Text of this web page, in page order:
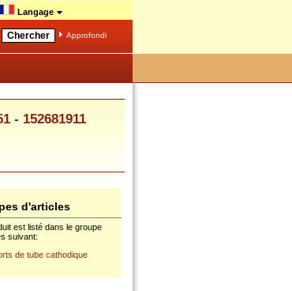
Langage
Approfondi
- 152681911
d'articles
est listé dans le groupe
suivant:
de tube cathodique